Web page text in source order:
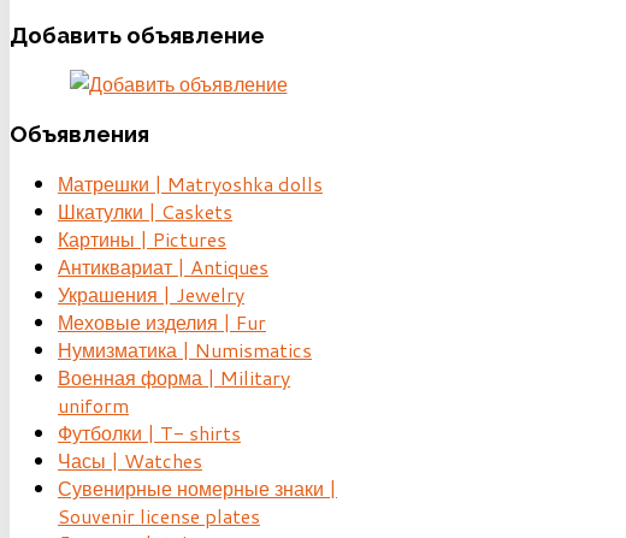
Добавить объявление
Объявления
Матрешки | Matryoshka dolls
Шкатулки | Caskets
Картины | Pictures
Антиквариат | Antiques
Украшения | Jewelry
Меховые изделия | Fur
Нумизматика | Numismatics
Военная форма | Military
uniform
Футболки | T- shirts
Часы | Watches
Сувенирные номерные знаки |
Souvenir license plates